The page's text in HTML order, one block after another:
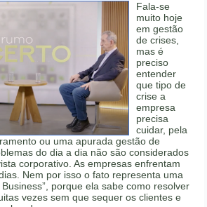
Fala-se
muito hoje
em gestão
de crises,
mas é
preciso
entender
que tipo de
crise a
empresa
precisa
cuidar, pela
ou uma apurada gestão de
do dia a dia não são considerados
corporativo. As empresas enfrentam
Nem por isso o fato representa uma
porque ela sabe como resolver
vezes sem que sequer os clientes e